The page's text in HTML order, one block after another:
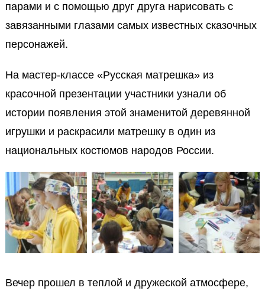
парами и с помощью друг друга нарисовать с
завязанными глазами самых известных сказочных
персонажей.
На мастер-классе «Русская матрешка» из
красочной презентации участники узнали об
истории появления этой знаменитой деревянной
игрушки и раскрасили матрешку в один из
национальных костюмов народов России.
Вечер прошел в теплой и дружеской атмосфере,